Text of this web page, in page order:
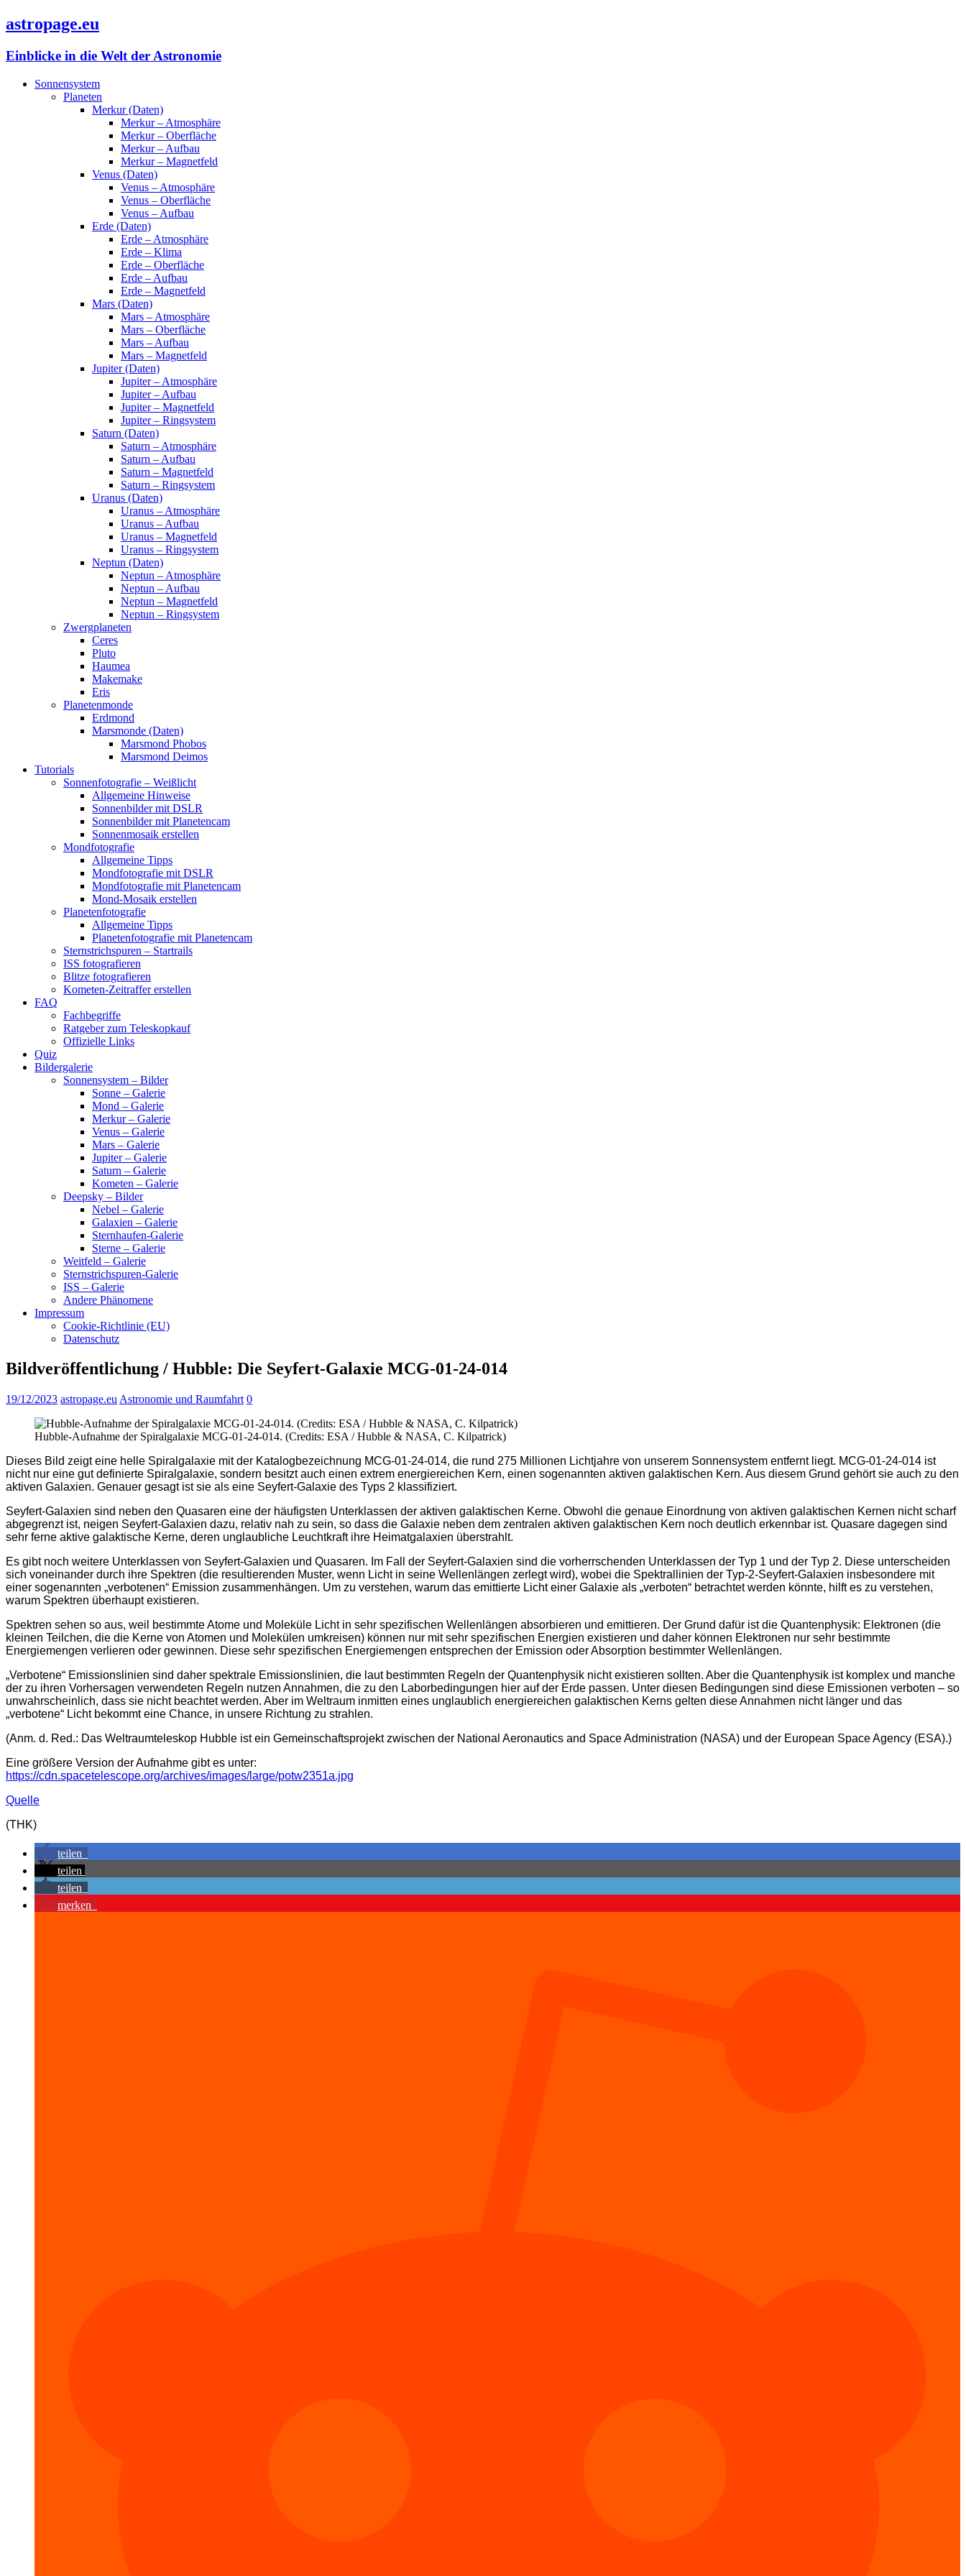
astropage.eu
Einblicke in die Welt der Astronomie
Sonnensystem
Planeten
Merkur (Daten)
Merkur – Atmosphäre
Merkur – Oberfläche
Merkur – Aufbau
Merkur – Magnetfeld
Venus (Daten)
Venus – Atmosphäre
Venus – Oberfläche
Venus – Aufbau
Erde (Daten)
Erde – Atmosphäre
Erde – Klima
Erde – Oberfläche
Erde – Aufbau
Erde – Magnetfeld
Mars (Daten)
Mars – Atmosphäre
Mars – Oberfläche
Mars – Aufbau
Mars – Magnetfeld
Jupiter (Daten)
Jupiter – Atmosphäre
Jupiter – Aufbau
Jupiter – Magnetfeld
Jupiter – Ringsystem
Saturn (Daten)
Saturn – Atmosphäre
Saturn – Aufbau
Saturn – Magnetfeld
Saturn – Ringsystem
Uranus (Daten)
Uranus – Atmosphäre
Uranus – Aufbau
Uranus – Magnetfeld
Uranus – Ringsystem
Neptun (Daten)
Neptun – Atmosphäre
Neptun – Aufbau
Neptun – Magnetfeld
Neptun – Ringsystem
Zwergplaneten
Ceres
Pluto
Haumea
Makemake
Eris
Planetenmonde
Erdmond
Marsmonde (Daten)
Marsmond Phobos
Marsmond Deimos
Tutorials
Sonnenfotografie – Weißlicht
Allgemeine Hinweise
Sonnenbilder mit DSLR
Sonnenbilder mit Planetencam
Sonnenmosaik erstellen
Mondfotografie
Allgemeine Tipps
Mondfotografie mit DSLR
Mondfotografie mit Planetencam
Mond-Mosaik erstellen
Planetenfotografie
Allgemeine Tipps
Planetenfotografie mit Planetencam
Sternstrichspuren – Startrails
ISS fotografieren
Blitze fotografieren
Kometen-Zeitraffer erstellen
FAQ
Fachbegriffe
Ratgeber zum Teleskopkauf
Offizielle Links
Quiz
Bildergalerie
Sonnensystem – Bilder
Sonne – Galerie
Mond – Galerie
Merkur – Galerie
Venus – Galerie
Mars – Galerie
Jupiter – Galerie
Saturn – Galerie
Kometen – Galerie
Deepsky – Bilder
Nebel – Galerie
Galaxien – Galerie
Sternhaufen-Galerie
Sterne – Galerie
Weitfeld – Galerie
Sternstrichspuren-Galerie
ISS – Galerie
Andere Phänomene
Impressum
Cookie-Richtlinie (EU)
Datenschutz
Bildveröffentlichung / Hubble: Die Seyfert-Galaxie MCG-01-24-014
19/12/2023 astropage.eu Astronomie und Raumfahrt 0
Hubble-Aufnahme der Spiralgalaxie MCG-01-24-014. (Credits: ESA / Hubble & NASA, C. Kilpatrick)
Dieses Bild zeigt eine helle Spiralgalaxie mit der Katalogbezeichnung MCG-01-24-014, die rund 275 Millionen Lichtjahre von unserem Sonnensystem entfernt liegt. MCG-01-24-014 ist
nicht nur eine gut definierte Spiralgalaxie, sondern besitzt auch einen extrem energiereichen Kern, einen sogenannten aktiven galaktischen Kern. Aus diesem Grund gehört sie auch zu den
aktiven Galaxien. Genauer gesagt ist sie als eine Seyfert-Galaxie des Typs 2 klassifiziert.
Seyfert-Galaxien sind neben den Quasaren eine der häufigsten Unterklassen der aktiven galaktischen Kerne. Obwohl die genaue Einordnung von aktiven galaktischen Kernen nicht scharf
abgegrenzt ist, neigen Seyfert-Galaxien dazu, relativ nah zu sein, so dass die Galaxie neben dem zentralen aktiven galaktischen Kern noch deutlich erkennbar ist. Quasare dagegen sind
sehr ferne aktive galaktische Kerne, deren unglaubliche Leuchtkraft ihre Heimatgalaxien überstrahlt.
Es gibt noch weitere Unterklassen von Seyfert-Galaxien und Quasaren. Im Fall der Seyfert-Galaxien sind die vorherrschenden Unterklassen der Typ 1 und der Typ 2. Diese unterscheiden
sich voneinander durch ihre Spektren (die resultierenden Muster, wenn Licht in seine Wellenlängen zerlegt wird), wobei die Spektrallinien der Typ-2-Seyfert-Galaxien insbesondere mit
einer sogenannten „verbotenen“ Emission zusammenhängen. Um zu verstehen, warum das emittierte Licht einer Galaxie als „verboten“ betrachtet werden könnte, hilft es zu verstehen,
warum Spektren überhaupt existieren.
Spektren sehen so aus, weil bestimmte Atome und Moleküle Licht in sehr spezifischen Wellenlängen absorbieren und emittieren. Der Grund dafür ist die Quantenphysik: Elektronen (die
kleinen Teilchen, die die Kerne von Atomen und Molekülen umkreisen) können nur mit sehr spezifischen Energien existieren und daher können Elektronen nur sehr bestimmte
Energiemengen verlieren oder gewinnen. Diese sehr spezifischen Energiemengen entsprechen der Emission oder Absorption bestimmter Wellenlängen.
„Verbotene“ Emissionslinien sind daher spektrale Emissionslinien, die laut bestimmten Regeln der Quantenphysik nicht existieren sollten. Aber die Quantenphysik ist komplex und manche
der zu ihren Vorhersagen verwendeten Regeln nutzen Annahmen, die zu den Laborbedingungen hier auf der Erde passen. Unter diesen Bedingungen sind diese Emissionen verboten – so
unwahrscheinlich, dass sie nicht beachtet werden. Aber im Weltraum inmitten eines unglaublich energiereichen galaktischen Kerns gelten diese Annahmen nicht länger und das
„verbotene“ Licht bekommt eine Chance, in unsere Richtung zu strahlen.
(Anm. d. Red.: Das Weltraumteleskop Hubble ist ein Gemeinschaftsprojekt zwischen der National Aeronautics and Space Administration (NASA) und der European Space Agency (ESA).)
Eine größere Version der Aufnahme gibt es unter:
https://cdn.spacetelescope.org/archives/images/large/potw2351a.jpg
Quelle
(THK)
teilen
teilen
teilen
merken